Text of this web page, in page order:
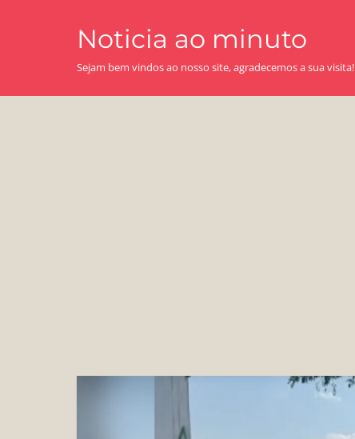
Noticia ao minuto
Sejam bem vindos ao nosso site, agradecemos a sua visita!